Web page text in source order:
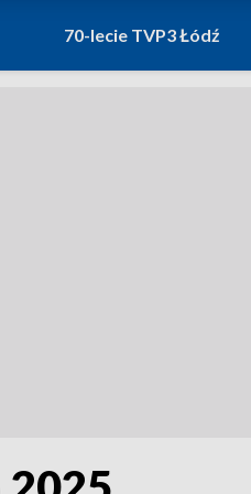
DO
70-lecie TVP3 Łódź